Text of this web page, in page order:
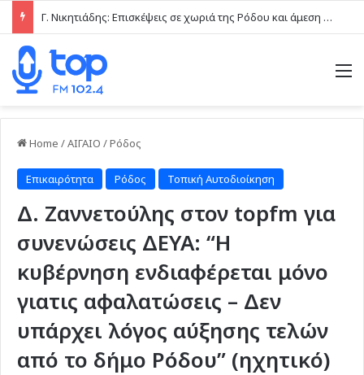
Γ. Νικητιάδης: Επισκέψεις σε χωριά της Ρόδου και άμεση επαφή με τις τοπικές κοινωνίες το τελευταίο δεκαήμερο
Home /ΑΙΓΑΙΟ /Ρόδος
Επικαιρότητα Ρόδος Τοπική Αυτοδιοίκηση
Δ. Ζαννετούλης στον topfm για
συνενώσεις ΔΕΥΑ: “Η
κυβέρνηση ενδιαφέρεται μόνο
γιατις αφαλατώσεις – Δεν
υπάρχει λόγος αύξησης τελών
από το δήμο Ρόδου” (ηχητικό)